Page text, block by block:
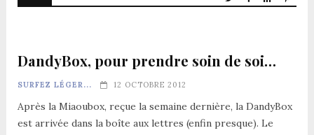
DandyBox, pour prendre soin de soi…
SURFEZ LÉGER... 12 OCTOBRE 2012
Après la Miaoubox, reçue la semaine dernière, la DandyBox
est arrivée dans la boîte aux lettres (enfin presque). Le